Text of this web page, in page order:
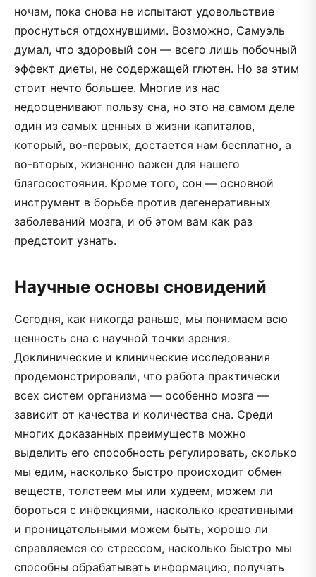
ночам, пока снова не испытают удовольствие
проснуться отдохнувшими. Возможно, Самуэль
думал, что здоровый сон — всего лишь побочный
эффект диеты, не содержащей глютен. Но за этим
стоит нечто большее. Многие из нас
недооценивают пользу сна, но это на самом деле
один из самых ценных в жизни капиталов,
который, во­-первых, достается нам бесплатно, а
во-­вторых, жизненно важен для нашего
благосостояния. Кроме того, сон — основной
инструмент в борьбе против дегенеративных
заболеваний мозга, и об этом вам как раз
предстоит узнать.
Научные основы сновидений
Сегодня, как никогда раньше, мы понимаем всю
ценность сна с научной точки зрения.
Доклинические и клинические исследования
продемонстрировали, что работа практически
всех систем организма — особенно мозга —
зависит от качества и количества сна. Среди
многих доказанных преимуществ можно
выделить его способность регулировать, сколько
мы едим, насколько быстро происходит обмен
веществ, толстеем мы или худеем, можем ли
бороться с инфекциями, насколько креативными
и проницательными можем быть, хорошо ли
справляемся со стрессом, насколько быстро мы
способны обрабатывать информацию, получать